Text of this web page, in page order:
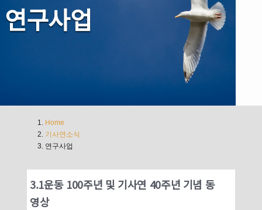
연구사업
Home
기사연소식
연구사업
3.1운동 100주년 및 기사연 40주년 기념 동
영상